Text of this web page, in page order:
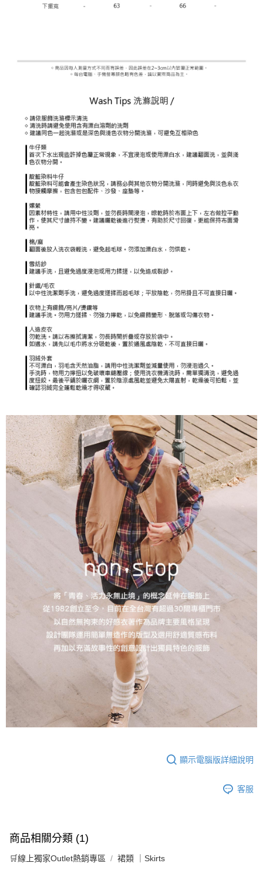
顯示電腦版詳細說明
客服
商品相關分類 (1)
🛒線上獨家Outlet熱銷專區 裙類 ｜Skirts